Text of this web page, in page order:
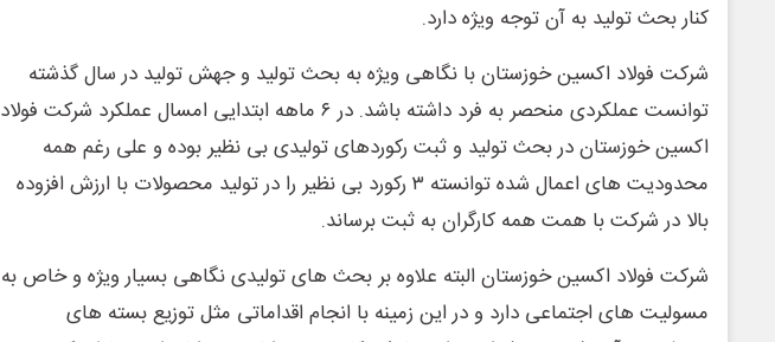
کنار بحث تولید به آن توجه ویژه دارد.
شرکت فولاد اکسین خوزستان با نگاهی ویژه به بحث تولید و جهش تولید در سال گذشته
توانست عملکردی منحصر به فرد داشته باشد. در ۶ ماهه ابتدایی امسال عملکرد شرکت فولاد
اکسین خوزستان در بحث تولید و ثبت رکوردهای تولیدی بی نظیر بوده و علی رغم همه
محدودیت های اعمال شده توانسته ۳ رکورد بی نظیر را در تولید محصولات با ارزش افزوده
بالا در شرکت با همت همه کارگران به ثبت برساند.
شرکت فولاد اکسین خوزستان البته علاوه بر بحث های تولیدی نگاهی بسیار ویژه و خاص به
مسولیت های اجتماعی دارد و در این زمینه با انجام اقداماتی مثل توزیع بسته های